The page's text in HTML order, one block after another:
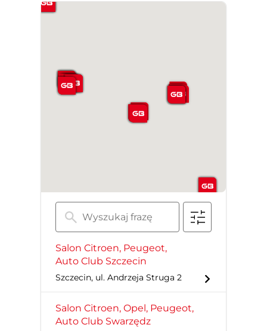
Salon Citroen, Peugeot,
Auto Club Szczecin
Szczecin, ul. Andrzeja Struga 2
Salon Citroen, Opel, Peugeot,
Auto Club Swarzędz